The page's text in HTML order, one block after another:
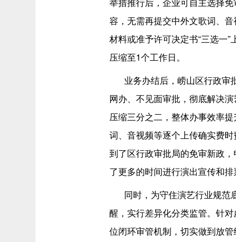
容，无需再提交中外文歌词、
材料或准予许可决定书“三选一
压缩至1个工作日。
业务办结后，崂山区行政审
网办、不见面审批，彻底解决
压缩三分之二，整体办事效率
词、音视频等逐个上传确实费
到了区行政审批局的免审新政
了更多的时间进行演出宣传和排
同时，为守住演艺行业规范
醒，实行差异化分类监管。针
位闭环审管机制，切实做到放